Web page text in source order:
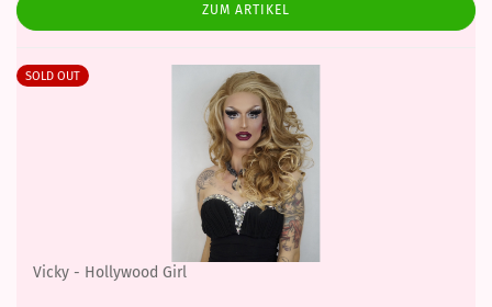
ZUM ARTIKEL
SOLD OUT
Vicky - Hollywood Girl